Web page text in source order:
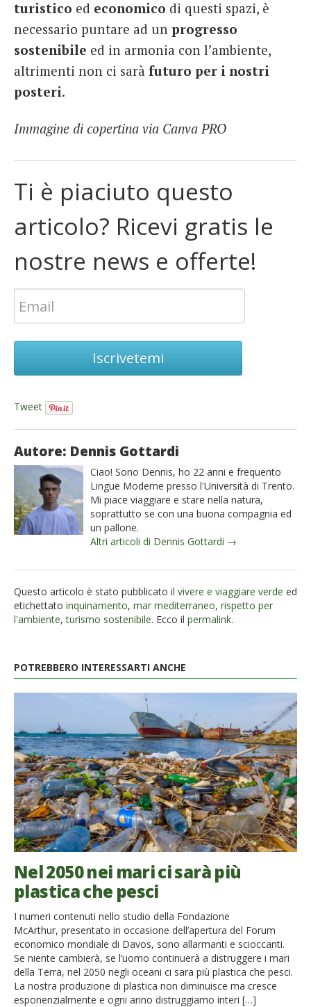
turistico ed economico di questi spazi, è
necessario puntare ad un progresso
sostenibile ed in armonia con l’ambiente,
altrimenti non ci sarà futuro per i nostri
posteri.
Immagine di copertina via Canva PRO
Ti è piaciuto questo
articolo? Ricevi gratis le
nostre news e offerte!
Iscrivetemi
Tweet
Autore: Dennis Gottardi
Ciao! Sono Dennis, ho 22 anni e frequento
Lingue Moderne presso l'Università di Trento.
Mi piace viaggiare e stare nella natura,
soprattutto se con una buona compagnia ed
un pallone.
Altri articoli di Dennis Gottardi →
Questo articolo è stato pubblicato il vivere e viaggiare verde ed
etichettato inquinamento, mar mediterraneo, rispetto per
l'ambiente,turismo sostenibile. Ecco il permalink.
POTREBBERO INTERESSARTI ANCHE
Nel 2050 nei mari ci sarà più
plastica che pesci
I numeri contenuti nello studio della Fondazione
McArthur, presentato in occasione dell’apertura del Forum
economico mondiale di Davos, sono allarmanti e scioccanti.
Se niente cambierà, se l’uomo continuerà a distruggere i mari
della Terra, nel 2050 negli oceani ci sara più plastica che pesci.
La nostra produzione di plastica non diminuisce ma cresce
esponenzialmente e ogni anno distruggiamo interi […]